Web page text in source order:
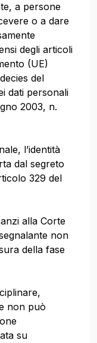
a persone
o a dare
degli articoli
(UE)
del
dati personali
2003, n.
l’identità
dal segreto
329 del
alla Corte
non
della fase
non può
su